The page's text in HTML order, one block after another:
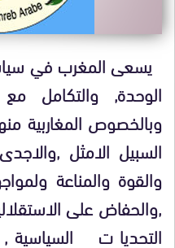
يسعى المغرب في
الوحدة, والتكامل مع
وبالخصوص المغاربية
السبيل الامثل
والقوة والمناعة
,والحفاض على
التحديات السياسية,